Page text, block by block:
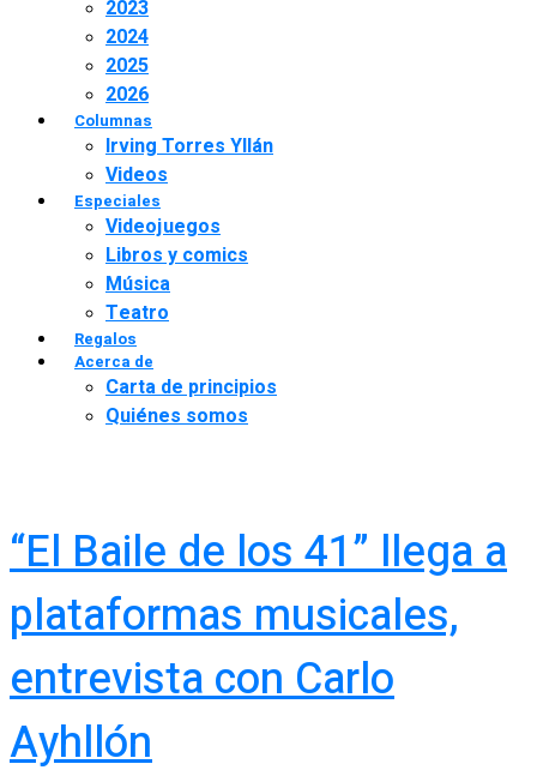
2023
2024
2025
2026
Columnas
Irving Torres Yllán
Videos
Especiales
Videojuegos
Libros y comics
Música
Teatro
Regalos
Acerca de
Carta de principios
Quiénes somos
“El Baile de los 41” llega a
plataformas musicales,
entrevista con Carlo
Ayhllón